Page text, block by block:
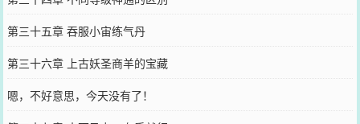
第三十五章 吞服小宙练气丹
第三十六章 上古妖圣商羊的宝藏
嗯，不好意思，今天没有了！